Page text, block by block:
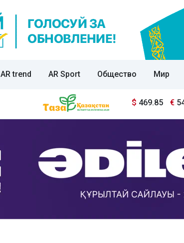
AR trend AR Sport Общество Мир
$ 469.85 €